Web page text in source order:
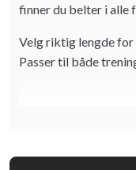
finner du belter i alle
Velg riktig lengde for
Passer til både